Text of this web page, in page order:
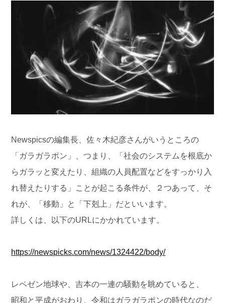
Newspicsの編集長、佐々木紀彦さんがいうところの
「ガラガラポン」、つまり、「社会のシステムを根底か
らガラッと変えたり、組織の人員配置などをすっかり入
れ替えたりする」ことが起こる条件が、２つあって、そ
れが、「移動」と「下剋上」だといいます。
詳しくは、以下のURLにかかれています。
https://newspicks.com/news/1324422/body/
レペゼン地球や、吉本の一連の騒動を眺めていると、
昭和と平成がおわり、令和はガラガラポンの時代なのだ